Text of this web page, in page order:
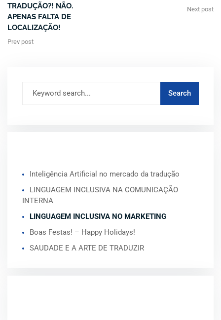
TRADUÇÃO?! NÃO.
APENAS FALTA DE
LOCALIZAÇÃO!
Prev post
Next post
Inteligência Artificial no mercado da tradução
LINGUAGEM INCLUSIVA NA COMUNICAÇÃO
INTERNA
LINGUAGEM INCLUSIVA NO MARKETING
Boas Festas! – Happy Holidays!
SAUDADE E A ARTE DE TRADUZIR